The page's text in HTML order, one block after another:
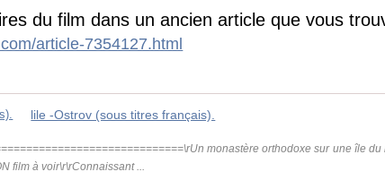
du film dans un ancien article que vous
article-7354127.html
lile -Ostrov (sous titres français).
monastère orthodoxe sur une île
film à voir\r\rConnaissant ...